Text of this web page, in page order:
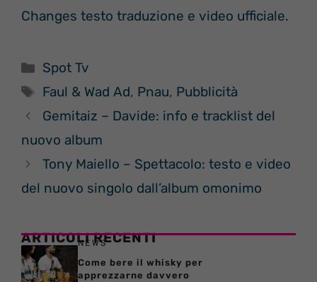
Changes testo traduzione e video ufficiale.
Categorie
Spot Tv
Tag
Faul & Wad Ad, Pnau, Pubblicità
Gemitaiz – Davide: info e tracklist del
nuovo album
Tony Maiello – Spettacolo: testo e video
del nuovo singolo dall’album omonimo
ARTICOLI RECENTI
NEWS
Come bere il whisky per
apprezzarne davvero